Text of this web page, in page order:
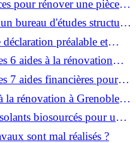
pour rénover une pièce
bureau d'études structure
vos rénovations ?
préalable et
vos travaux ?
6 aides à la rénovation
7 aides financières pour la
Voiron ?
la rénovation à Grenoble et
CEE, aides locales
biosourcés pour une
sont mal réalisés ?